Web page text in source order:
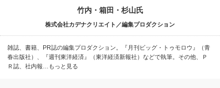
竹内・箱田・杉山氏
株式会社カデナクリエイト／編集プロダクション
雑誌、書籍、PR誌の編集プロダクション。『月刊ビッグ・トゥモロウ』（青
春出版社）、『週刊東洋経済』（東洋経済新報社）などで執筆。その他、Ｐ
Ｒ誌、社内報…もっと見る